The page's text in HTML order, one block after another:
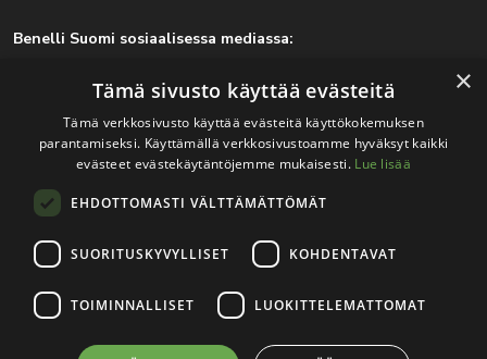
Benelli Suomi sosiaalisessa mediassa:
Tärkeitä linkkejä
Rekisteri- ja tietosuojaseloste
Jälleenmyyjät
Tapahtumat
×
Tämä sivusto käyttää evästeitä
Tämä verkkosivusto käyttää evästeitä käyttökokemuksen
parantamiseksi. Käyttämällä verkkosivustoamme hyväksyt kaikki
evästeet evästekäytäntöjemme mukaisesti. Lue lisää
EHDOTTOMASTI VÄLTTÄMÄTTÖMÄT
SUORITUSKYVYLLISET KOHDENTAVAT
TOIMINNALLISET LUOKITTELEMATTOMAT